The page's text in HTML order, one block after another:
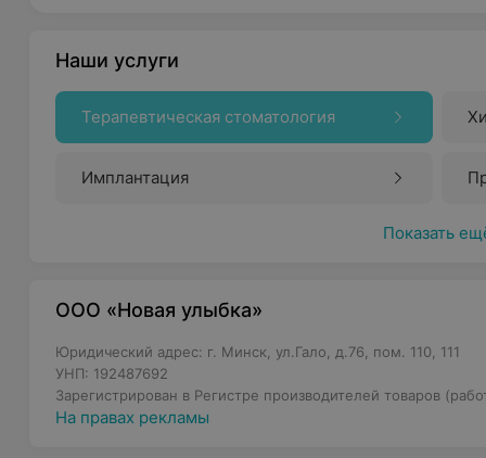
Наши услуги
Терапевтическая стоматология
Имплантация
Показать
ООО «Новая улыбка»
Юридический адрес: г. Минск, ул.Гало, д.76, пом. 110, 111
УНП: 192487692
Зарегистрирован в Регистре производителей товаров
На правах рекламы